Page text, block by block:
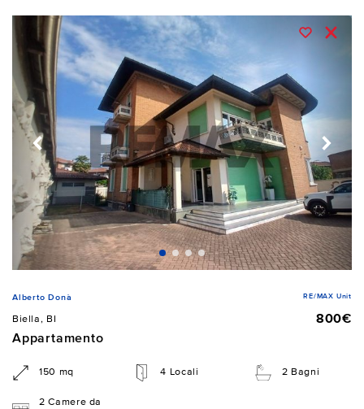
Alberto Donà RE/MAX Unit
Biella, BI
800€
Appartamento
150 mq 4 Locali 2 Bagni
2 Camere da